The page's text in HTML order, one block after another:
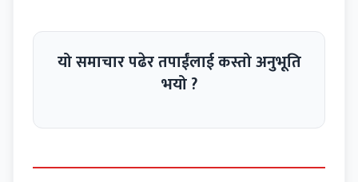
यो समाचार पढेर तपाईंलाई कस्तो अनुभूति
भयो ?